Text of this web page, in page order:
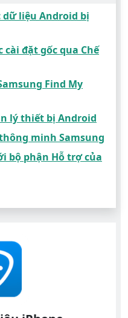
liệu Android bị
đặt gốc qua Chế
Find My
lý thiết bị Android
minh Samsung
bộ phận Hỗ trợ của